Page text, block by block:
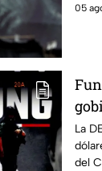
05
La
del